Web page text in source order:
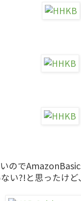
ので
い?!と思ったけ